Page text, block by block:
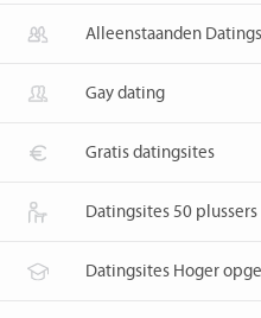
Alleenstaanden
Gay dating
Gratis datingsites
Datingsites 50 plussers
Datingsites Hoger